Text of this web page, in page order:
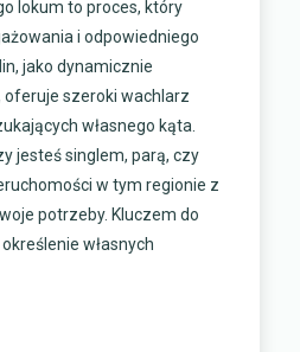
lokum to proces, który
i odpowiedniego
jako dynamicznie
oferuje szeroki wachlarz
własnego kąta.
jesteś singlem, parą, czy
w tym regionie z
potrzeby. Kluczem do
własnych